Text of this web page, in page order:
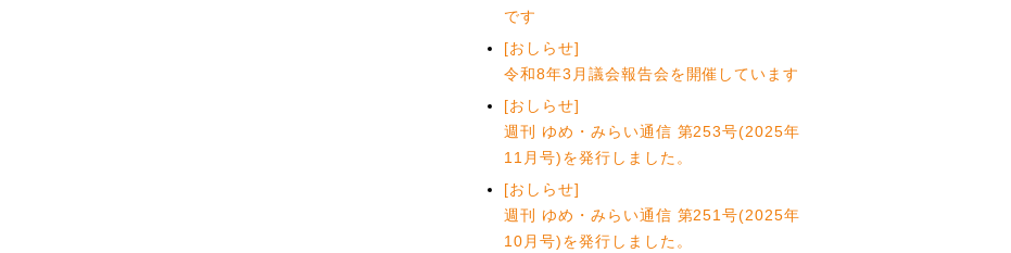
です
[おしらせ]
令和8年3月議会報告会を開催しています
[おしらせ]
週刊 ゆめ・みらい通信 第253号(2025年
11月号)を発行しました。
[おしらせ]
週刊 ゆめ・みらい通信 第251号(2025年
10月号)を発行しました。